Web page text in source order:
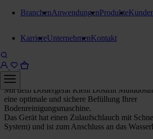
BranchenAnwendungenProdukte
KarriereUnternehmenKontakt
Kiehl Dosifill Multidosing
Dosiergerät für 5 und 10 Liter Kanister
Mit dem Dosiergerät Kiehl Dosifill
eine optimale und sichere Befüllung Ihrer
Bodenreinigungsmaschine.
Das Gerät hat einen Zulaufschlauch mit
System) und ist zum Anschluss an das